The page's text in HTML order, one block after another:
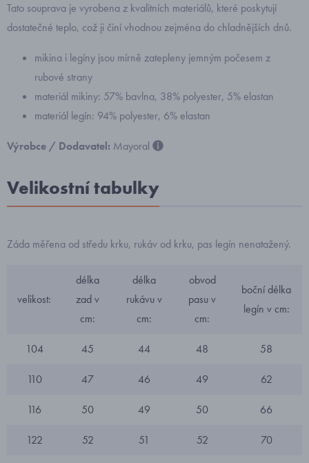
Tato souprava je vyrobena z kvalitních materiálů, které poskytují
dostatečné teplo, což ji činí vhodnou zejména do chladnějších dnů.
mikina i legíny jsou mírně zatepleny jemným počesem z
rubové strany
materiál mikiny: 57% bavlna, 38% polyester, 5% elastan
materiál legín: 94% polyester, 6% elastan
Výrobce / Dodavatel: Mayoral
Velikostní tabulky
Záda měřena od středu krku, rukáv od krku, pas legín nenatažený.
velikost:
délka
zad v
cm:
délka
rukávu v
cm:
obvod
pasu v
cm:
boční délka
legín v cm:
104 45 44 48 58
110 47 46 49 62
116 50 49 50 66
122 52 51 52 70